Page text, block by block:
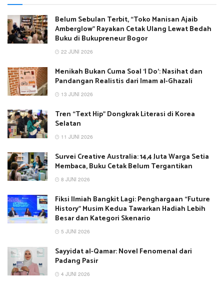
Belum Sebulan Terbit, “Toko Manisan Ajaib
Amberglow” Rayakan Cetak Ulang Lewat Bedah
Buku di Bukupreneur Bogor
22 JUNI 2026
Menikah Bukan Cuma Soal ‘I Do’: Nasihat dan
Pandangan Realistis dari Imam al-Ghazali
13 JUNI 2026
Tren “Text Hip” Dongkrak Literasi di Korea
Selatan
11 JUNI 2026
Survei Creative Australia: 14,4 Juta Warga Setia
Membaca, Buku Cetak Belum Tergantikan
8 JUNI 2026
Fiksi Ilmiah Bangkit Lagi: Penghargaan “Future
History” Musim Kedua Tawarkan Hadiah Lebih
Besar dan Kategori Skenario
5 JUNI 2026
Sayyidat al-Qamar: Novel Fenomenal dari
Padang Pasir
4 JUNI 2026